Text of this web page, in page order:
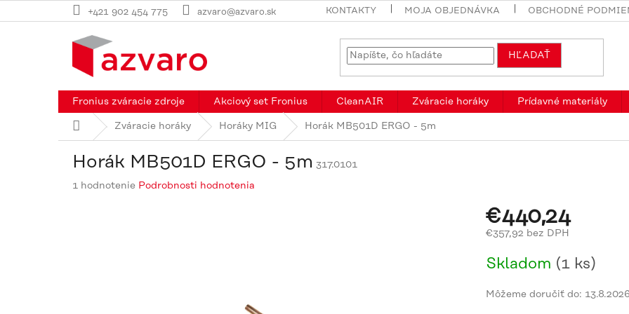
na
+421 902 454 775 azvaro@azvaro.sk KONTAKTY MOJA OBJEDNÁVKA OBCHODNÉ
HĽADAŤ
Fronius zváracie zdroje Akciový set Fronius CleanAIR Zváracie horáky Prídavné materiály
DomovZváracie horáky Horáky MIG Horák MB501D ERGO - 5m
Horák MB501D ERGO - 5m 317.0101
Priemerné
1 hodnotenie Podrobnosti hodnotenia
€440,24
€357,92 bez DPH
cena:
Skladom (1 ks)
Môžeme doručiť do: 13.8.2026